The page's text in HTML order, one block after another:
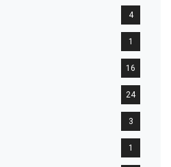
4
1
16
24
3
1